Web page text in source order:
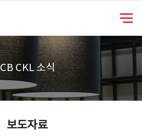
CB CKL 소식
보도자료